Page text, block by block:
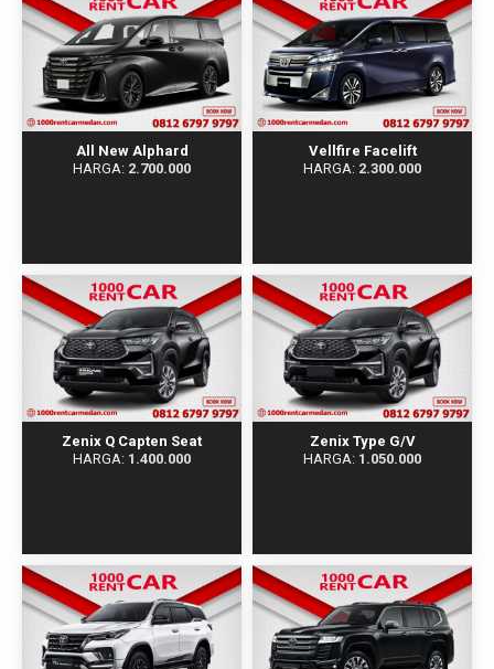
All New Alphard
HARGA: 2.700.000
Vellfire Facelift
HARGA: 2.300.000
Zenix Q Capten Seat
HARGA: 1.400.000
Zenix Type G/V
HARGA: 1.050.000